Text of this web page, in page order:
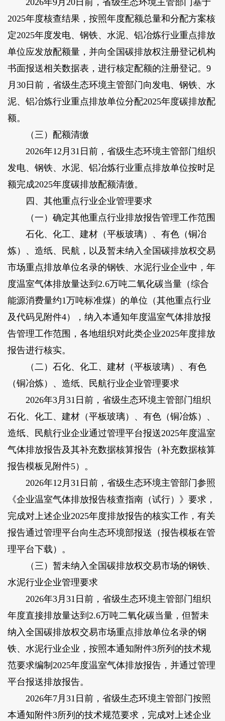
2026年9月20日前，省级生态环境主管部门基于
2025年度核查结果，按照年度配额总量和分配方案核
定2025年度发电、钢铁、水泥、铝冶炼行业重点排放
单位应发放配额量，并向全国碳排放权注册登记机构
书面报送相关数据表，进行核定配额的注册登记。9
月30日前，省级生态环境主管部门向发电、钢铁、水
泥、铝冶炼行业重点排放单位分配2025年度碳排放配
额。
（三）配额清缴
2026年12月31日前，省级生态环境主管部门组织
发电、钢铁、水泥、铝冶炼行业重点排放单位按时足
额完成2025年度碳排放配额清缴。
四、其他重点行业企业管理要求
（一）确定其他重点行业排放报告管理工作范围
石化、化工、建材（平板玻璃）、有色（铜冶
炼）、造纸、民航，以及暂未纳入全国碳排放权交易
市场重点排放单位名录的钢铁、水泥行业企业中，年
度温室气体排放量达到2.6万吨二氧化碳当量（综合
能源消费量约1万吨标准煤）的单位（其他重点行业
及代码见附件4），纳入本通知年度温室气体排放报
告管理工作范围，各地组织对此类企业2025年度排放
报告进行核实。
（二）石化、化工、建材（平板玻璃）、有色
（铜冶炼）、造纸、民航行业企业管理要求
2026年3月31日前，省级生态环境主管部门组织
石化、化工、建材（平板玻璃）、有色（铜冶炼）、
造纸、民航行业企业通过管理平台报送2025年度温室
气体排放报告及其补充数据核算报告（补充数据核算
报告模板见附件5）。
2026年12月31日前，省级生态环境主管部门参照
《企业温室气体排放报告核查指南（试行）》要求，
完成对上述企业2025年度排放报告的核实工作，有关
报告通过管理平台向生态环境部报送（报告模板在管
理平台下载）。
（三）暂未纳入全国碳排放权交易市场的钢铁、
水泥行业企业管理要求
2026年3月31日前，省级生态环境主管部门组织
年度直接排放量达到2.6万吨二氧化碳当量，但暂未
纳入全国碳排放权交易市场重点排放单位名录的钢
铁、水泥行业企业，按照本通知附件3所列的技术规
范要求编制2025年度温室气体排放报告，并通过管理
平台报送排放报告。
2026年7月31日前，省级生态环境主管部门按照
本通知附件3所列的技术规范要求，完成对上述企业